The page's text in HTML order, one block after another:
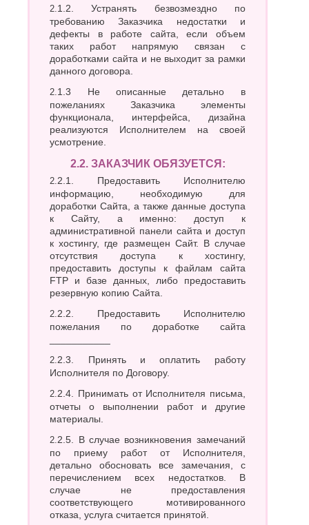
Евпатория
Екатеринбург
Елец
Ессентуки
Жуковский
Златоуст
Ижевск
Казань
Калининград
Каменск-
Уральский
Камышин
Каспийск
Кемерово
Киров
Кисловодск
Коломна
Копейск
Кострома
Красногорск
Краснодар
Курган
Салават
Самара
Санкт-
Петербург
Саранск
Саратов
Севастополь
Сергиев
Серпухов
Симферополь
Смоленск
Сочи
Ставрополь
Старый
Оскол
Стерлитамак
Судак
Сызрань
Сыктывкар
Таганрог
Тамбов
Тольятти
Тула
Тюмень
Ульяновск
Уфа
Феодосия
2.1.2. Устранять безвозмездно по
требованию Заказчика недостатки и
дефекты в работе сайта, если объем
таких работ напрямую связан с
доработками сайта и не выходит за рамки
данного договора.
2.1.3 Не описанные детально в
пожеланиях Заказчика элементы
функционала, интерфейса, дизайна
реализуются Исполнителем на своей
усмотрение.
2.2. ЗАКАЗЧИК ОБЯЗУЕТСЯ:
2.2.1. Предоставить Исполнителю
информацию, необходимую для
доработки Сайта, а также данные доступа
к Сайту, а именно: доступ к
административной панели сайта и доступ
к хостингу, где размещен Сайт. В случае
отсутствия доступа к хостингу,
предоставить доступы к файлам сайта
FTP и базе данных, либо предоставить
резервную копию Сайта.
2.2.2. Предоставить Исполнителю
пожелания по доработке сайта
2.2.3. Принять и оплатить работу
Исполнителя по Договору.
2.2.4. Принимать от Исполнителя письма,
отчеты о выполнении работ и другие
материалы.
2.2.5. В случае возникновения замечаний
по приему работ от Исполнителя,
детально обосновать все замечания, с
перечислением всех недостатков. В
случае не предоставления
соответствующего мотивированного
отказа, услуга считается принятой.